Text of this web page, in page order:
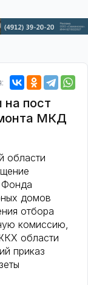
пост
МКД
области
Фонда
домов
отбора
комиссию,
области
приказ